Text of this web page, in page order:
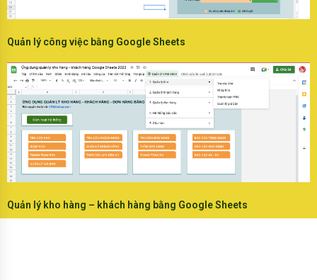
Quản lý công việc bằng Google Sheets
Quản lý kho hàng – khách hàng bằng Google Sheets